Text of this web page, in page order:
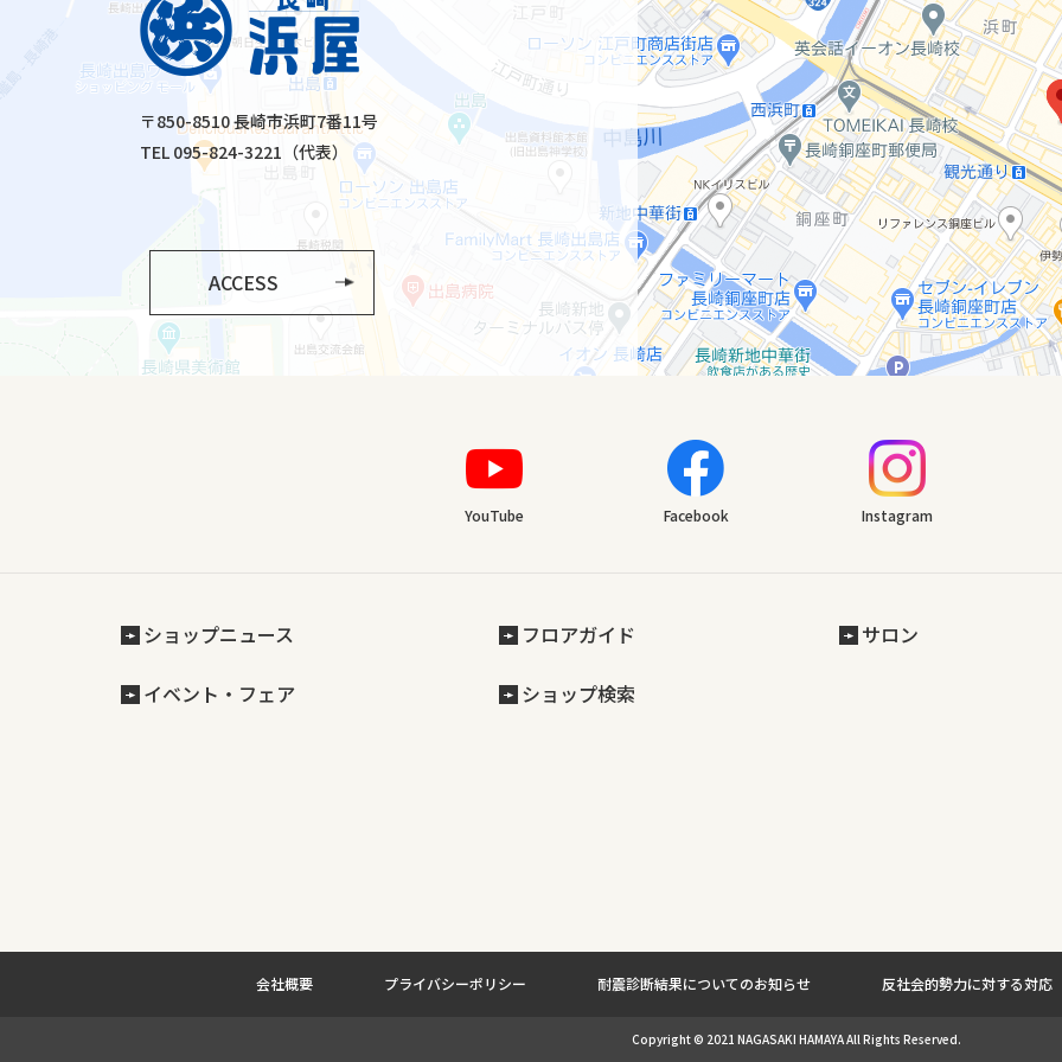
〒850-8510 長崎市浜町7番11号
TEL 095-824-3221（代表）
ACCESS
YouTube Facebook Instagram
ショップニュース
イベント・フェア
フロアガイド
ショップ検索
サロン
会社概要 プライバシーポリシー 耐震診断結果についてのお知らせ 反社会的勢力に対する対応
Copyright © 2021 NAGASAKI HAMAYA All Rights Reserved.